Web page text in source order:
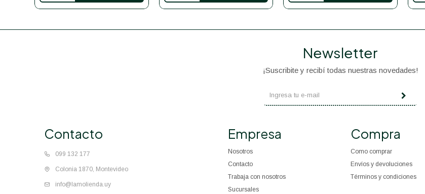
Contacto
099 132 177
Colonia 1870, Montevideo
info@lamolienda.uy
Empresa
Nosotros
Contacto
Trabaja con nosotros
Sucursales
Compra
Como comprar
Envíos y devoluciones
Términos y condiciones
Newsletter
¡Suscribite y recibí todas nuestras novedades!